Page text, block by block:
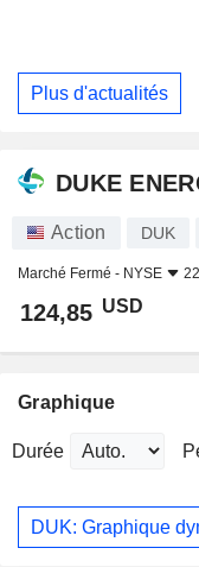
Plus d'actualités
DUKE
Action DUK
Marché Fermé - NYSE
124,85 USD
Graphique
Durée
DUK: Graphique